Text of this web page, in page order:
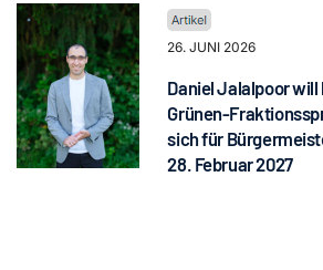
26. JUNI 2026
Daniel Jalalpoor
Grünen-
sich für
28. Februar 2027